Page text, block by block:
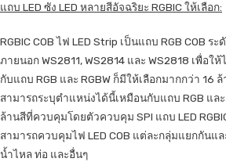
แถบ LED ซัง LED หลายสีอัจฉริยะ RGBIC ให้เลือก:
RGBIC COB ไฟ LED Strip เป็นแถบ RGB COB ร
ภายนอก WS2811, WS2814 และ WS2818 เพื่อใ
กับแถบ RGB และ RGBW ก็มีให้เลือกมากกว่า 16 ล้
สามารถระบุตำแหน่งได้นี้เหมือนกับแถบ RGB และ
ล้านสีที่ควบคุมโดยตัวควบคุม SPI แถบ LED
สามารถควบคุมไฟ LED COB แต่ละกลุ่มแยกกันแ
น้ำไหล ท่อ และอื่นๆ